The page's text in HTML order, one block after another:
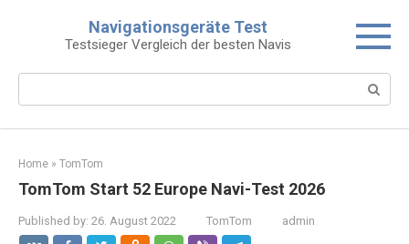
Navigationsgeräte Test
Testsieger Vergleich der besten Navis
Search:
Home » TomTom
TomTom Start 52 Europe Navi-Test 2026
Published by: 26. August 2022 TomTom admin